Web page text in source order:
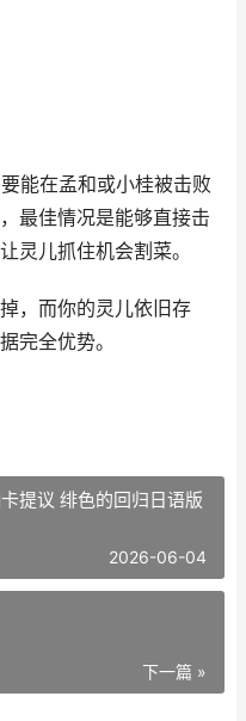
能在孟和或小桂被击败
最佳情况是能够直接击
灵儿抓住机会割菜。
，而你的灵儿依旧存
完全优势。
提议 绯色的回归日语版
2026-06-04
下一篇 »